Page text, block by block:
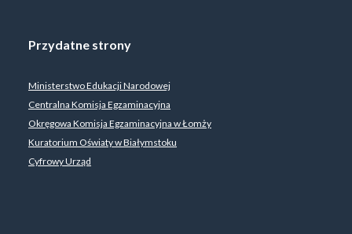
Przydatne strony
Ministerstwo Edukacji Narodowej
Centralna Komisja Egzaminacyjna
Okręgowa Komisja Egzaminacyjna w Łomży
Kuratorium Oświaty w Białymstoku
Cyfrowy Urząd